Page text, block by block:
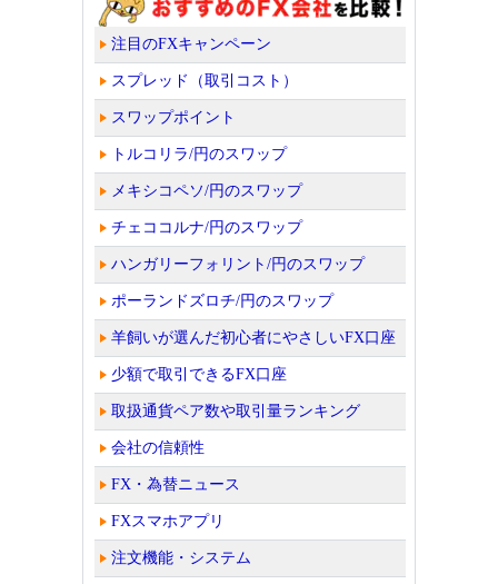
注目のFXキャンペーン
スプレッド（取引コスト）
スワップポイント
トルコリラ/円のスワップ
メキシコペソ/円のスワップ
チェココルナ/円のスワップ
ハンガリーフォリント/円のスワップ
ポーランドズロチ/円のスワップ
羊飼いが選んだ初心者にやさしいFX口座
少額で取引できるFX口座
取扱通貨ペア数や取引量ランキング
会社の信頼性
FX・為替ニュース
FXスマホアプリ
注文機能・システム